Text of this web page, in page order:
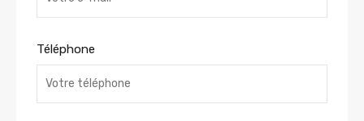
Téléphone